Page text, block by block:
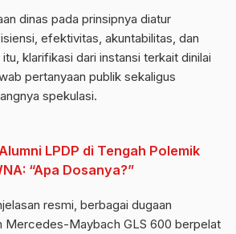
dinas pada prinsipnya diatur
efektivitas, akuntabilitas, dan
klarifikasi dari instansi terkait dinilai
pertanyaan publik sekaligus
spekulasi.
LPDP di Tengah Polemik
“Apa Dosanya?”
resmi, berbagai dugaan
Mercedes-Maybach GLS 600 berpelat